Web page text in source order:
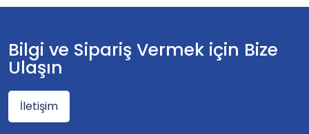
Bilgi ve Sipariş Vermek için Bize
Ulaşın
İletişim